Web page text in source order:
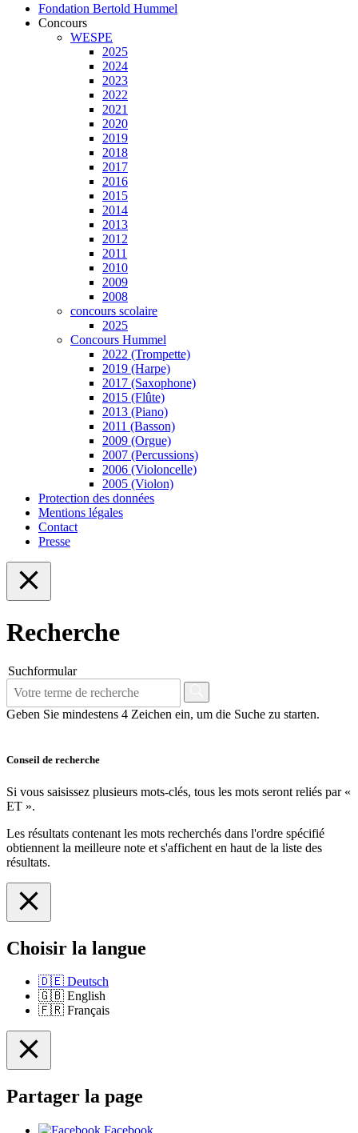
Fondation Bertold Hummel
Concours
WESPE
2025
2024
2023
2022
2021
2020
2019
2018
2017
2016
2015
2014
2013
2012
2011
2010
2009
2008
concours scolaire
2025
Concours Hummel
2022 (Trompette)
2019 (Harpe)
2017 (Saxophone)
2015 (Flûte)
2013 (Piano)
2011 (Basson)
2009 (Orgue)
2007 (Percussions)
2006 (Violoncelle)
2005 (Violon)
Protection des données
Mentions légales
Contact
Presse
Recherche
Suchformular
Geben Sie mindestens 4 Zeichen ein, um die Suche zu starten.
Conseil de recherche
Si vous saisissez plusieurs mots-clés, tous les mots seront reliés par «
ET ».
Les résultats contenant les mots recherchés dans l'ordre spécifié
obtiennent la meilleure note et s'affichent en haut de la liste des
résultats.
Choisir la langue
🇩🇪 Deutsch
🇬🇧 English
🇫🇷 Français
Partager la page